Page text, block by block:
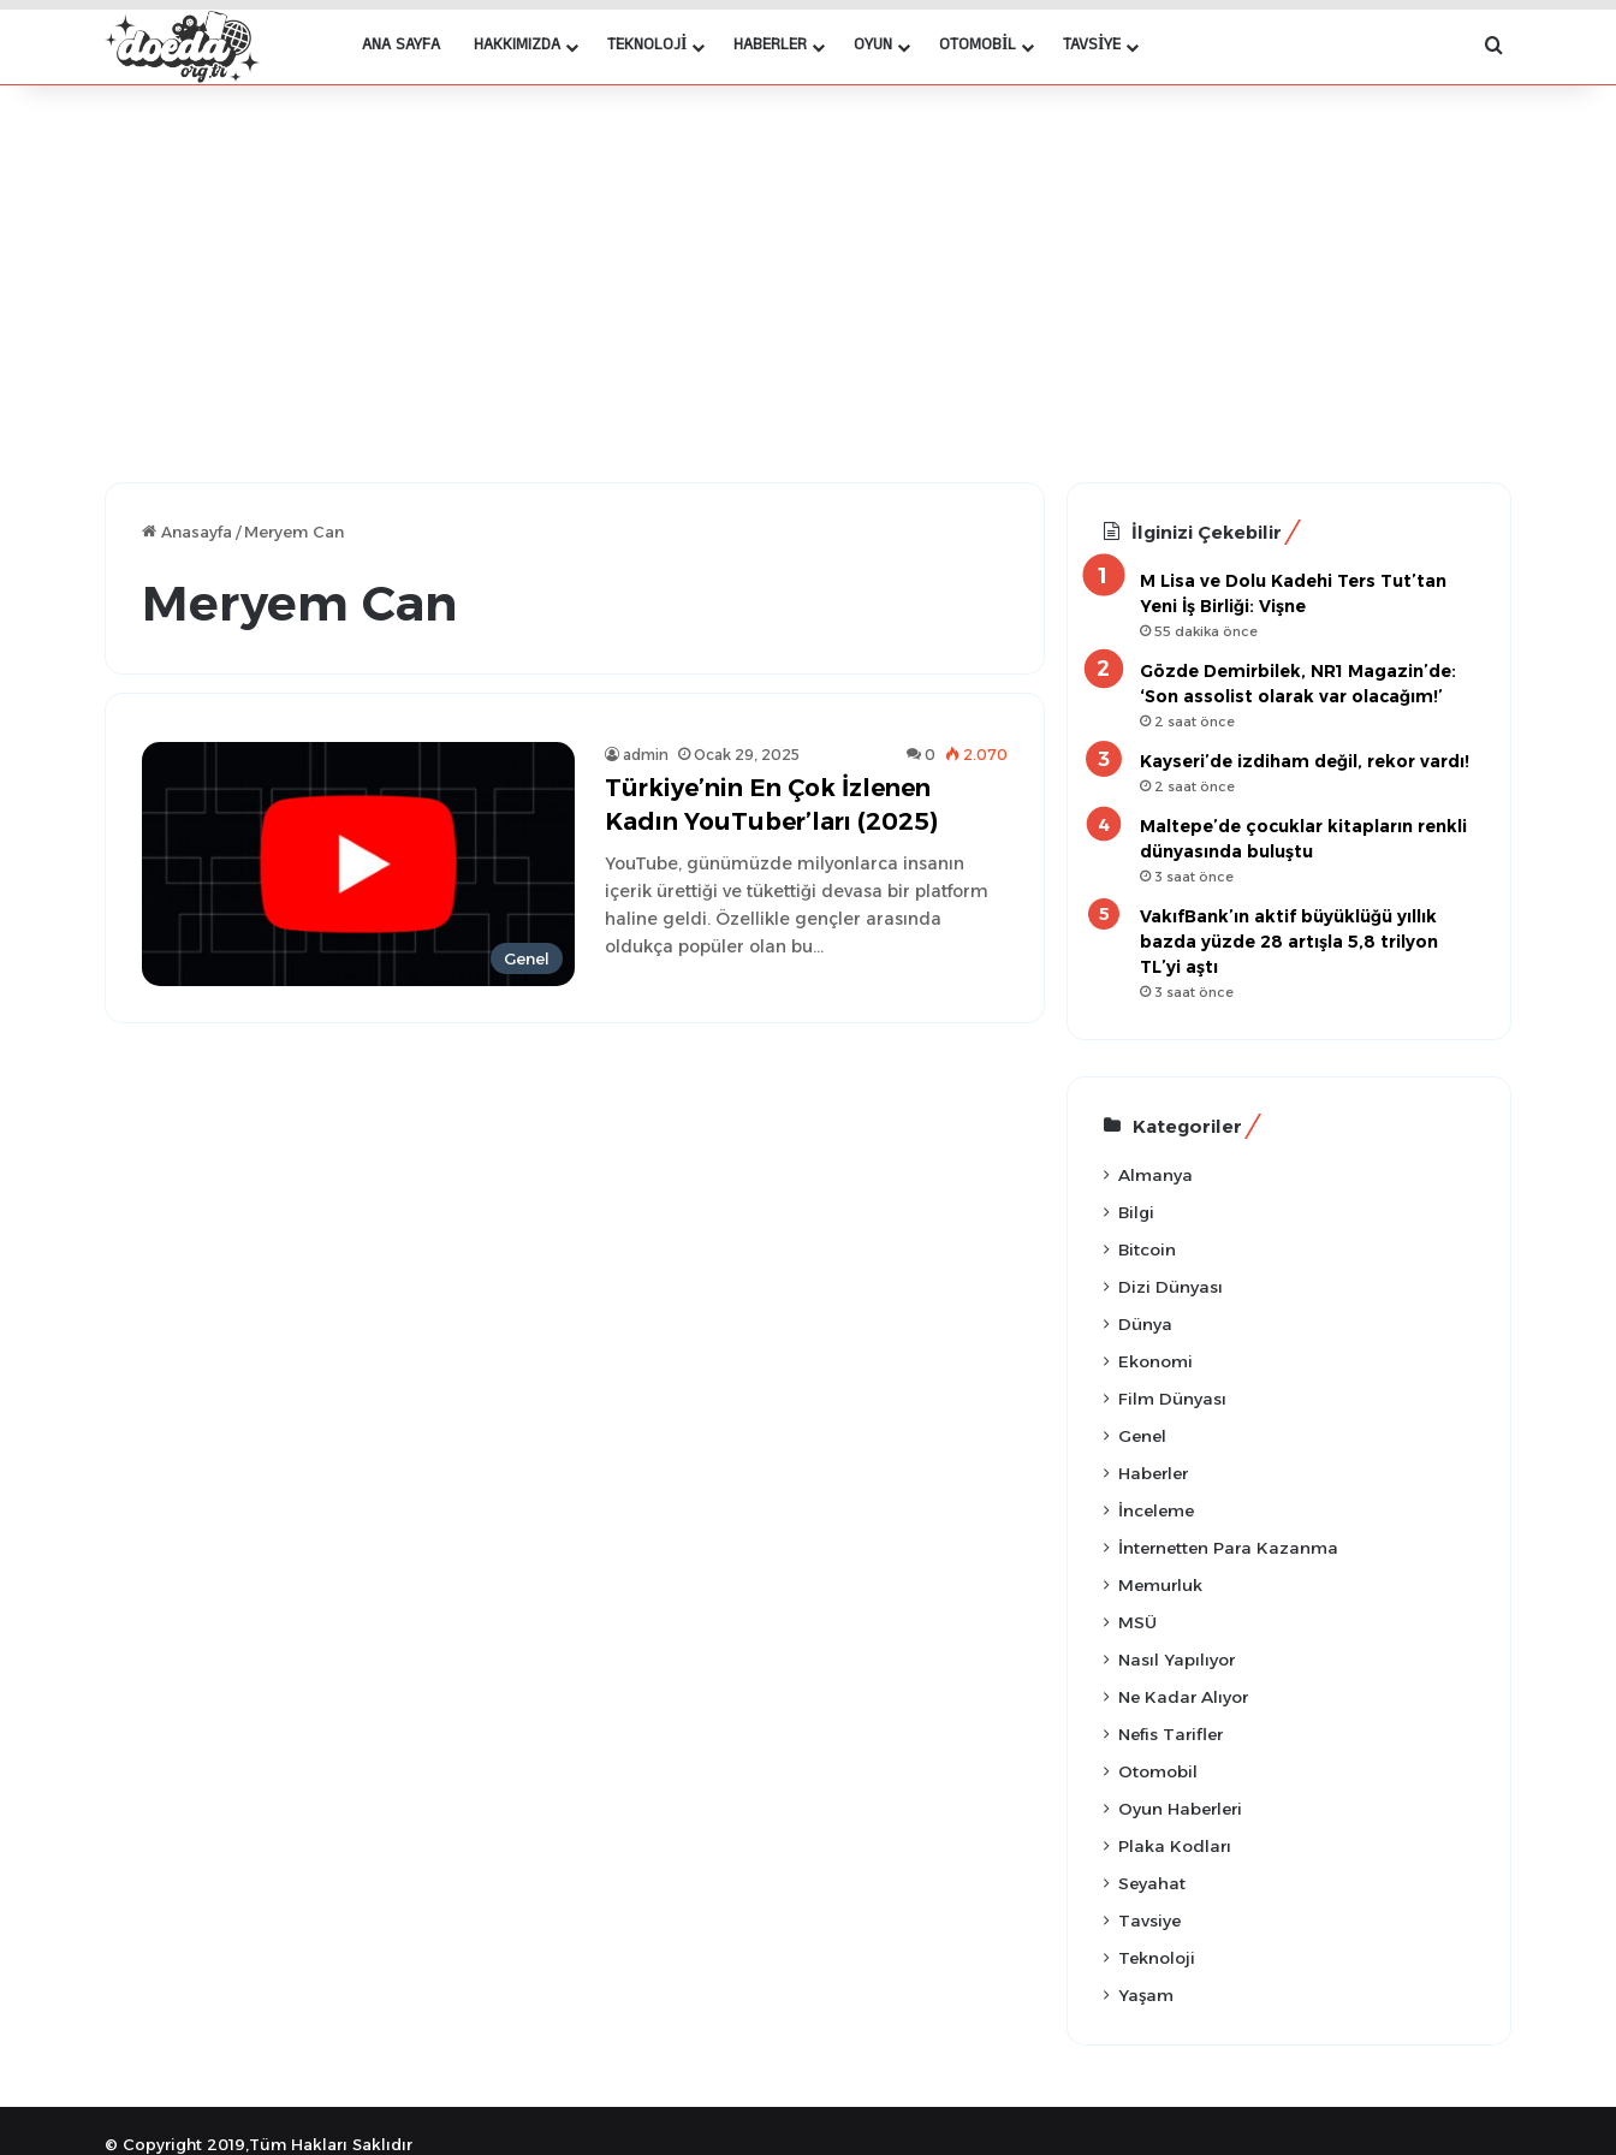
ANA SAYFA HAKKIMIZDA TEKNOLOJI HABERLER OYUN OTOMOBIL TAVSIYE Arama yap
Anasayfa / Meryem Can
Meryem Can
Genel
admin Ocak 29, 2025 0 2.070
Türkiye’nin En Çok İzlenen
Kadın YouTuber’ları (2025)
YouTube, günümüzde milyonlarca insanın
içerik ürettiği ve tükettiği devasa bir platform
haline geldi. Özellikle gençler arasında
oldukça popüler olan bu…
İlginizi Çekebilir
M Lisa ve Dolu Kadehi Ters Tut’tan
Yeni İş Birliği: Vişne
55 dakika önce
Gözde Demirbilek, NR1 Magazin’de:
‘Son assolist olarak var olacağım!’
2 saat önce
Kayseri’de izdiham değil, rekor vardı!
2 saat önce
Maltepe’de çocuklar kitapların renkli
dünyasında buluştu
3 saat önce
VakıfBank’ın aktif büyüklüğü yıllık
bazda yüzde 28 artışla 5,8 trilyon
TL’yi aştı
3 saat önce
Kategoriler
Almanya
Bilgi
Bitcoin
Dizi Dünyası
Dünya
Ekonomi
Film Dünyası
Genel
Haberler
İnceleme
İnternetten Para Kazanma
Memurluk
MSÜ
Nasıl Yapılıyor
Ne Kadar Alıyor
Nefis Tarifler
Otomobil
Oyun Haberleri
Plaka Kodları
Seyahat
Tavsiye
Teknoloji
Yaşam
© Copyright 2019,Tüm Hakları Saklıdır